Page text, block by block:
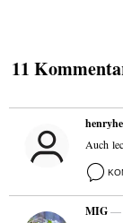
11
Auch
MIG—